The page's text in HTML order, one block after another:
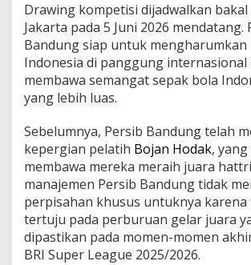
Drawing kompetisi dijadwalkan bakal
Jakarta pada 5 Juni 2026 mendatang.
Bandung siap untuk mengharumkan
Indonesia di panggung internasional
membawa semangat sepak bola
yang lebih luas.
Sebelumnya, Persib Bandung telah
kepergian pelatih Bojan Hodak,
membawa mereka meraih juara
manajemen Persib Bandung tidak
perpisahan khusus untuknya
tertuju pada perburuan gelar juara
dipastikan pada momen-momen
BRI Super League 2025/2026.